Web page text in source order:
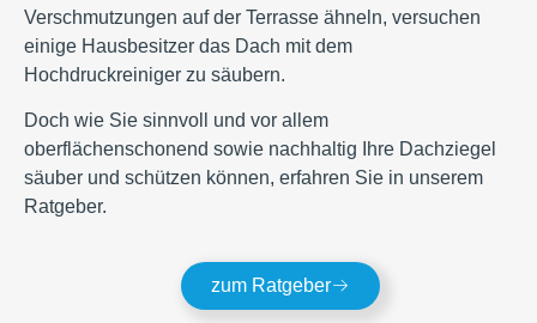
Verschmutzungen auf der Terrasse ähneln, versuchen
einige Hausbesitzer das Dach mit dem
Hochdruckreiniger zu säubern.
Doch wie Sie sinnvoll und vor allem
oberflächenschonend sowie nachhaltig Ihre Dachziegel
säuber und schützen können, erfahren Sie in unserem
Ratgeber.
zum Ratgeber